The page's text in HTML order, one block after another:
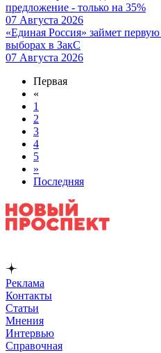
предложение - только на 35%
07 Августа 2026
«Единая Россия» займет
выборах в ЗакС
07 Августа 2026
Первая
«
1
2
3
4
5
»
Последняя
Реклама
Контакты
Статьи
Мнения
Интервью
Справочная